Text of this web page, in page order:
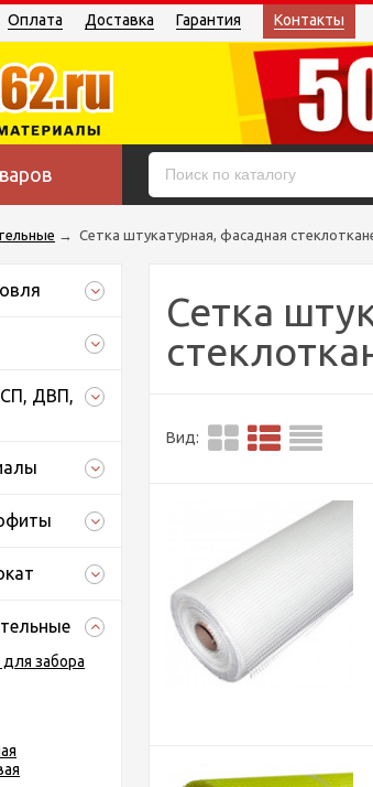
Оплата Доставка Гарантия Контакты
→ Сетка штукатурная, фасадная
ДВП,
для забора
Сетка
Вид: